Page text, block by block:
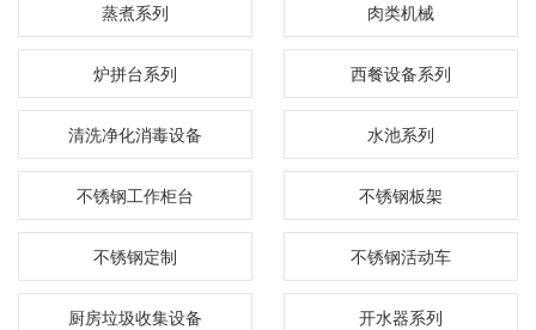
蒸煮系列 肉类机械
炉拼台系列 西餐设备系列
清洗净化消毒设备 水池系列
不锈钢工作柜台 不锈钢板架
不锈钢定制 不锈钢活动车
厨房垃圾收集设备 开水器系列